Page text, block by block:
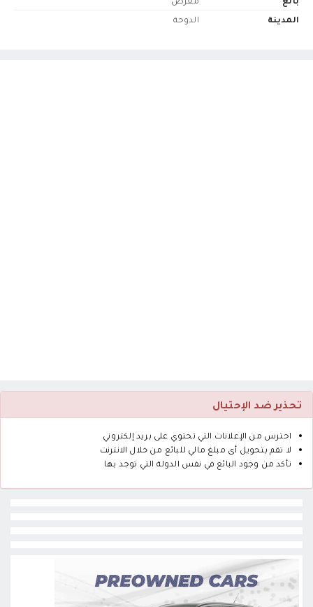
المدينة
الدوحة
تحذير ضد الإحتيال
احترس من الإعلانات التي تحتوي على بريد إلكتروني
لا تقم بتحويل أى مبلغ مالي للبائع من خلال الانترنت
تأكد من وجود البائع في نفس الدولة التي توجد بها